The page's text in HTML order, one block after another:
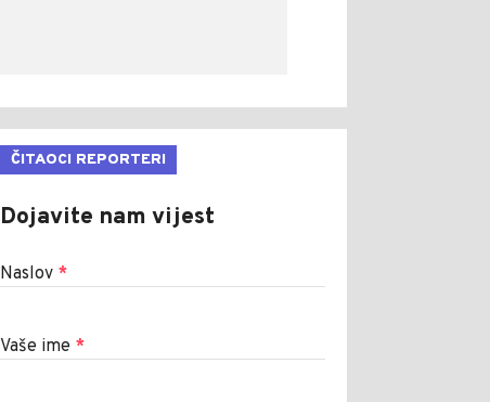
ČITAOCI REPORTERI
Dojavite nam vijest
Naslov *
Vaše ime *